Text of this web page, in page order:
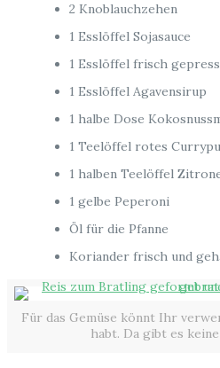
2 Knoblauchzehen
1 Esslöffel Sojasauce
1 Esslöffel frisch
1 Esslöffel Agavensirup
1 halbe Dose
1 Teelöffel rotes
1 halben Teelöffel
1 gelbe Peperoni
Öl für die Pfanne
Koriander frisch und
Für das Gemüse könnt Ihr
habt. Da gibt es